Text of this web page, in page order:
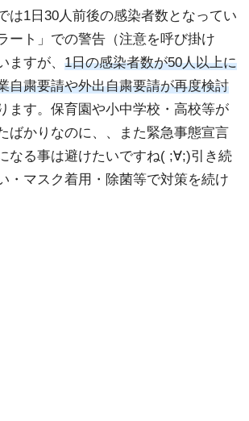
は1日30人前後の感染者数となってい
ート」での警告（注意を呼び掛け
ますが、 1日の感染者数が50人以上に
自粛要請や外出自粛要請が再度検討
ます。保育園や小中学校・高校等が
ばかりなのに、、また緊急事態宣言
なる事は避けたいですね( ;∀;)引き続
・マスク着用・除菌等で対策を続け